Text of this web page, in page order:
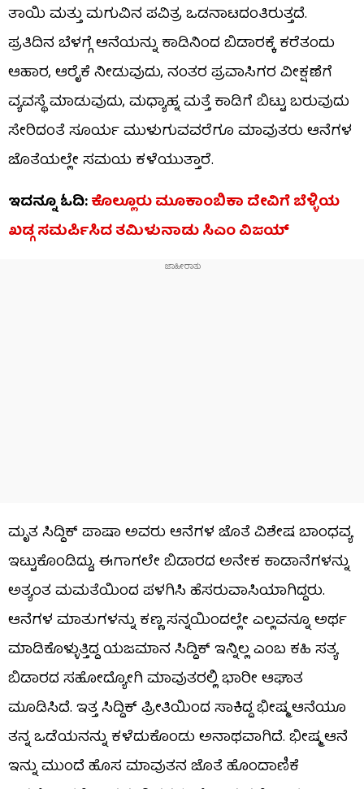
ತಾಯಿ ಮತ್ತು ಮಗುವಿನ ಪವಿತ್ರ ಒಡನಾಟದಂತಿರುತ್ತದೆ.
ಪ್ರತಿದಿನ ಬೆಳಗ್ಗೆ ಆನೆಯನ್ನು ಕಾಡಿನಿಂದ ಬಿಡಾರಕ್ಕೆ ಕರೆತಂದು
ಆಹಾರ, ಆರೈಕೆ ನೀಡುವುದು, ನಂತರ ಪ್ರವಾಸಿಗರ ವೀಕ್ಷಣೆಗೆ
ವ್ಯವಸ್ಥೆ ಮಾಡುವುದು, ಮಧ್ಯಾಹ್ನ ಮತ್ತೆ ಕಾಡಿಗೆ ಬಿಟ್ಟು ಬರುವುದು
ಸೇರಿದಂತೆ ಸೂರ್ಯ ಮುಳುಗುವವರೆಗೂ ಮಾವುತರು ಆನೆಗಳ
ಜೊತೆಯಲ್ಲೇ ಸಮಯ ಕಳೆಯುತ್ತಾರೆ.
ಇದನ್ನೂ ಓದಿ:ಕೊಲ್ಲೂರು ಮೂಕಾಂಬಿಕಾ ದೇವಿಗೆ ಬೆಳ್ಳಿಯ
ಖಡ್ಗ ಸಮರ್ಪಿಸಿದ ತಮಿಳುನಾಡು ಸಿಎಂ ವಿಜಯ್
ಮೃತ ಸಿದ್ದಿಕ್ ಪಾಷಾ ಅವರು ಆನೆಗಳ ಜೊತೆ ವಿಶೇಷ ಬಾಂಧವ್ಯ
ಇಟ್ಟುಕೊಂಡಿದ್ದು, ಈಗಾಗಲೇ ಬಿಡಾರದ ಅನೇಕ ಕಾಡಾನೆಗಳನ್ನು
ಅತ್ಯಂತ ಮಮತೆಯಿಂದ ಪಳಗಿಸಿ ಹೆಸರುವಾಸಿಯಾಗಿದ್ದರು.
ಆನೆಗಳ ಮಾತುಗಳನ್ನು ಕಣ್ಣ ಸನ್ನಯಿಂದಲ್ಲೇ ಎಲ್ಲವನ್ನೂ ಅರ್ಥ
ಮಾಡಿಕೊಳ್ಳುತ್ತಿದ್ದ ಯಜಮಾನ ಸಿದ್ದಿಕ್ ಇನ್ನಿಲ್ಲ ಎಂಬ ಕಹಿ ಸತ್ಯ
ಬಿಡಾರದ ಸಹೋದ್ಯೋಗಿ ಮಾವುತರಲ್ಲಿ ಭಾರೀ ಆಘಾತ
ಮೂಡಿಸಿದೆ. ಇತ್ತ ಸಿದ್ದಿಕ್ ಪ್ರೀತಿಯಿಂದ ಸಾಕಿದ್ದ ಭೀಷ್ಮ ಆನೆಯೂ
ತನ್ನ ಒಡೆಯನನ್ನು ಕಳೆದುಕೊಂಡು ಅನಾಥವಾಗಿದೆ. ಭೀಷ್ಮ ಆನೆ
ಇನ್ನು ಮುಂದೆ ಹೊಸ ಮಾವುತನ ಜೊತೆ ಹೊಂದಾಣಿಕೆ